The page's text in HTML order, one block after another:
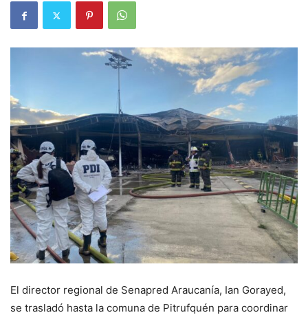
El director regional de Senapred Araucanía, Ian Gorayed,
se trasladó hasta la comuna de Pitrufquén para coordinar